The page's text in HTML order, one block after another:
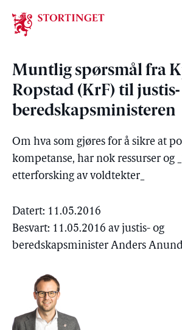
Stortinget.no
Muntlig spørsmål fra
Ropstad (KrF) til justis-
beredskapsministeren
Om hva som gjøres for å sikre at
kompetanse, har nok ressurser og
etterforsking av voldtekter_
Datert: 11.05.2016
Besvart: 11.05.2016 av justis- og
beredskapsminister Anders